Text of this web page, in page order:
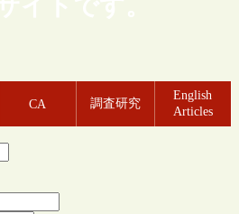
イトです。
CA 調査研究
English
Articles